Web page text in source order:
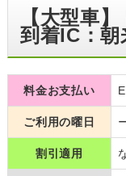
【大型車
到着IC：朝
料金お支払い
ご利用の曜日
割引適用